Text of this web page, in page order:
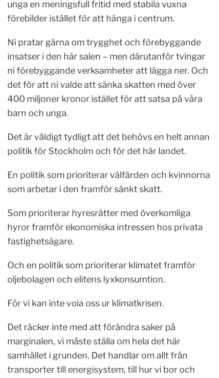
unga en meningsfull fritid med stabila vuxna
förebilder istället för att hänga i centrum.
Ni pratar gärna om trygghet och förebyggande
insatser i den här salen – men därutanför tvingar
ni förebyggande verksamheter att lägga ner. Och
det för att ni valde att sänka skatten med över
400 miljoner kronor istället för att satsa på våra
barn och unga.
Det är väldigt tydligt att det behövs en helt annan
politik för Stockholm och för det här landet.
En politik som prioriterar välfärden och kvinnorna
som arbetar i den framför sänkt skatt.
Som prioriterar hyresrätter med överkomliga
hyror framför ekonomiska intressen hos privata
fastighetsägare.
Och en politik som prioriterar klimatet framför
oljebolagen och elitens lyxkonsumtion.
För vi kan inte voia oss ur klimatkrisen.
Det räcker inte med att förändra saker på
marginalen, vi måste ställa om hela det här
samhället i grunden. Det handlar om allt från
transporter till energisystem, till hur vi bor och